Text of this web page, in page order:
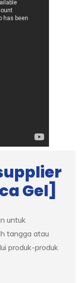
Gel]
untuk
tangga atau
produk-produk